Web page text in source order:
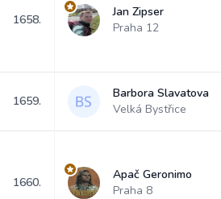
1658.
Jan Zipser
Praha 12
1659.
Barbora Slavatova
Velká Bystřice
1660.
Apač Geronimo
Praha 8